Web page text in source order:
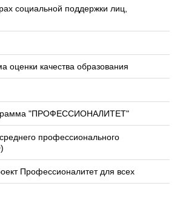
социальной поддержки лиц,
оценки качества образования
"ПРОФЕССИОНАЛИТЕТ"
профессионального
Профессионалитет для всех